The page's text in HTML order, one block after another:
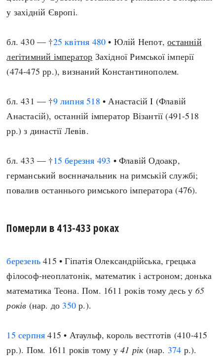
у західній Європі.
бл. 430 — †25 квітня 480 • Юлій Непот,останній
легітимний імператор Західної Римської імперії
(474-475 рр.), визнаний Константинополем.
бл. 431 — †9 липня 518 • Анастасій I (Флавій
Анастасій), останній імператор Візантії (491-518
рр.) з династії Левів.
бл. 433 — †15 березня 493 • Флавій Одоакр,
германський воєнначальник на римській службі;
повалив останнього римського імператора (476).
Померли в 413-433 роках
березень 415 • Гіпатія Олександрійська, грецька
філософ-неоплатонік, математик і астроном; донька
математика Теона. Пом. 1611 років тому десь у 65
років (нар. до 350 р.).
15 серпня 415 • Атаульф, король вестготів (410-415
рр.). Пом. 1611 років тому у41 рік(нар. 374 р.).